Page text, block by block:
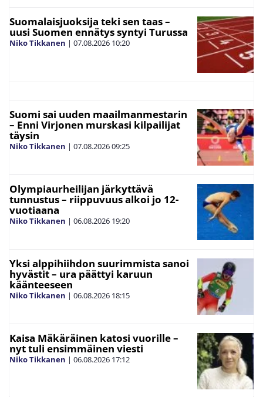
Suomalaisjuoksija teki sen taas –
uusi Suomen ennätys syntyi Turussa
Niko Tikkanen | 07.08.2026 10:20
Suomi sai uuden maailmanmestarin
– Enni Virjonen murskasi kilpailijat
täysin
Niko Tikkanen | 07.08.202609:25
Olympiaurheilijan järkyttävä
tunnustus – riippuvuus alkoi jo 12-
vuotiaana
Niko Tikkanen | 06.08.2026 19:20
Yksi alppihiihdon suurimmista sanoi
hyvästit – ura päättyi karuun
käänteeseen
Niko Tikkanen | 06.08.2026 18:15
Kaisa Mäkäräinen katosi vuorille –
nyt tuli ensimmäinen viesti
Niko Tikkanen | 06.08.2026 17:12